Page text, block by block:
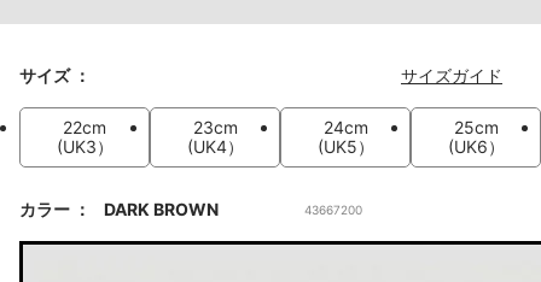
サイズ サイズガイド
22cm
(UK3）
23cm
(UK4）
24cm
(UK5）
25cm
(UK6）
カラー DARK BROWN 43667200